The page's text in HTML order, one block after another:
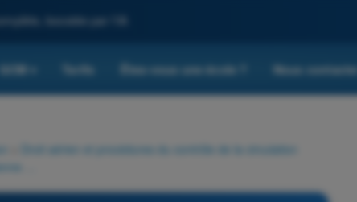
boostée par l'IA
QCM Tarifs Êtes-vous une école ? Nous contacter
Droit aérien et procédures du contrôle de la circulation